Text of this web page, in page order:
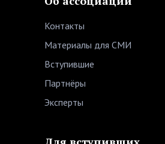
Контакты
Материалы для СМИ
Вступившие
Партнёры
Эксперты